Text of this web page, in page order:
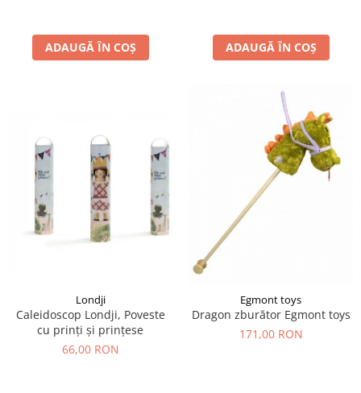
ADAUGĂ ÎN COȘ ADAUGĂ ÎN COȘ
Londji
Caleidoscop Londji, Poveste
cu prinți și prințese
66,00 RON
Egmont toys
Dragon zburător Egmont toys
171,00 RON